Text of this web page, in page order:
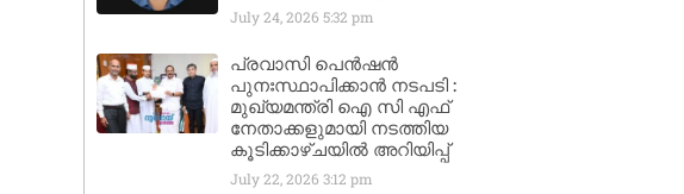
July 24, 2026 5:32 pm
പ്രവാസി പെൻഷൻ
പുനഃസ്ഥാപിക്കാൻ നടപടി :
മുഖ്യമന്ത്രി ഐ സി എഫ്
നേതാക്കളുമായി നടത്തിയ
കൂടിക്കാഴ്ചയിൽ അറിയിപ്പ്
July 22, 2026 3:12 pm